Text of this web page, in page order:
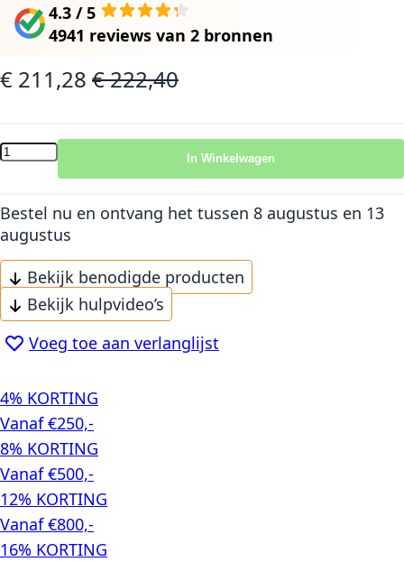
4.3 / 5
4941 reviews van 2 bronnen
Speciale prijs
€ 211,28 Normale prijs
€ 222,40
In Winkelwagen
Bestel nu en ontvang het tussen 8 augustus en 13
augustus
Bekijk benodigde producten
Bekijk hulpvideo’s
Voeg toe aan verlanglijst
4% KORTING
Vanaf €250,-
8% KORTING
Vanaf €500,-
12% KORTING
Vanaf €800,-
16% KORTING